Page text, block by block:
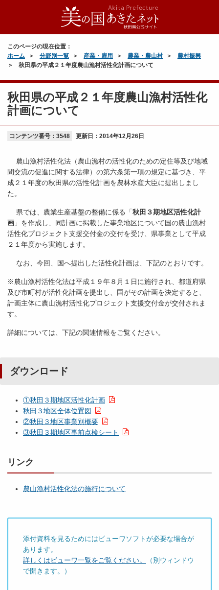
このページの現在位置：
ホーム
分野別一覧 産業・雇用 農業・農山村
農村振興
秋田県の平成２１年度農山漁村活性化計画について
秋田県の平成２１年度農山漁村活性化
計画について
コンテンツ番号：3548 更新日： 2014年12月26日
農山漁村活性化法（農山漁村の活性化のための定住等及び地域
間交流の促進に関する法律）の第六条第一項の規定に基づき、平
成２１年度の秋田県の活性化計画を農林水産大臣に提出しまし
た。
県では、農業生産基盤の整備に係る「秋田３期地区活性化計
画 」を作成し、同計画に掲載した事業地区について国の農山漁村
活性化プロジェクト支援交付金の交付を受け、県事業として平成
２１年度から実施します。
なお、今回、国へ提出した活性化計画は、下記のとおりです。
※農山漁村活性化法は平成１９年８月１日に施行され、都道府県
及び市町村が活性化計画を提出し、国がその計画を決定すると、
計画主体に農山漁村活性化プロジェクト支援交付金が交付されま
す。
詳細については、下記の関連情報をご覧ください。
ダウンロード
①秋田３期地区活性化計画
秋田３地区全体位置図
②秋田３地区事業別概要
③秋田３期地区事前点検シート
リンク
農山漁村活性化法の施行について
添付資料を見るためにはビューワソフトが必要な場合が
あります。
詳しくはビューワ一覧をご覧ください。
（別ウィンドウ
で開きます。）